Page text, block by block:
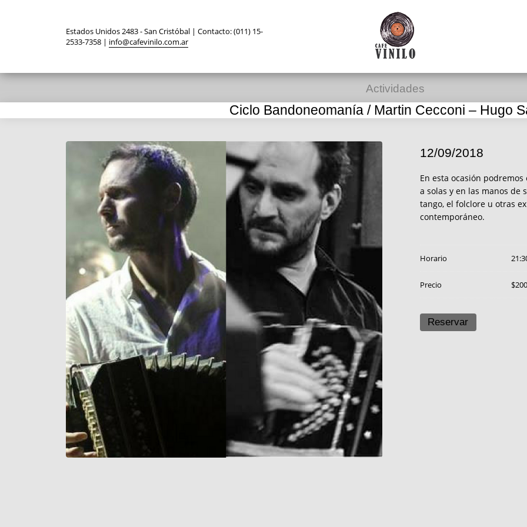
Estados Unidos 2483 - San Cristóbal | Contacto: (011) 15-
2533-7358 | info@cafevinilo.com.ar
Actividades
Ciclo Bandoneomanía / Martin Cecconi – Hugo
12/09/2018
En esta ocasión
a solas y en las manos de
tango, el folclore u otras
contemporáneo.
Horario
Precio
Reservar